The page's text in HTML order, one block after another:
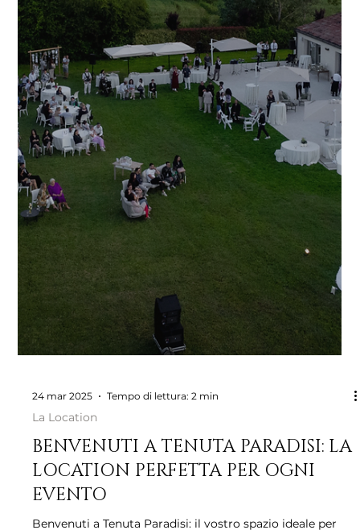
giusta per ogni tipo di evento:
matrimoni, feste private e
meeting aziendali
Location per matrimoni battesimi lauree compleanni
eventi aziendali cene aziendali feste private